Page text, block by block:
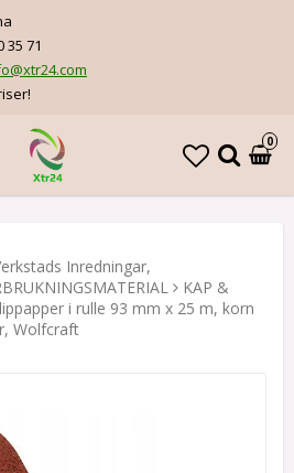
35 71
0
Inredningar,
KAP &
i rulle 93 mm x 25 m, korn
Wolfcraft